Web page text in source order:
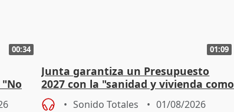
00:34 01:09
Junta garantiza un Presupuesto
2027 con la "sanidad y vivienda como
prioridades"
Sonido Totales 01/08/2026